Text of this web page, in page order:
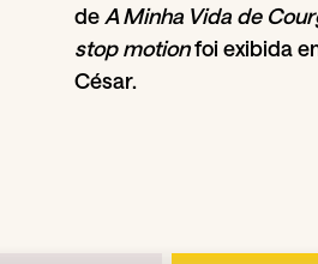
de A Minha Vida de
stop motionfoi exibida
César.